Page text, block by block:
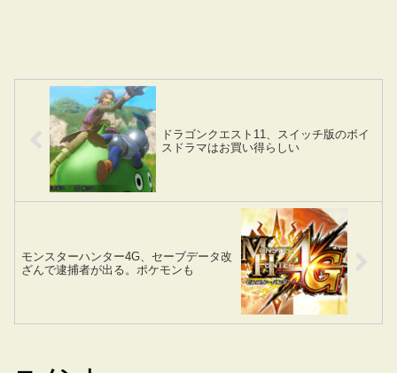
ドラゴンクエスト11、スイッチ版のボイ
スドラマはお買い得らしい
モンスターハンター4G、セーブデータ改
ざんで逮捕者が出る。ポケモンも